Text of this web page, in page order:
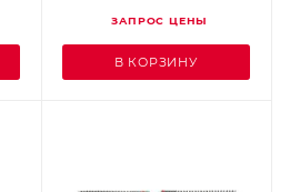
ЗАПРОС ЦЕНЫ
В КОРЗИНУ